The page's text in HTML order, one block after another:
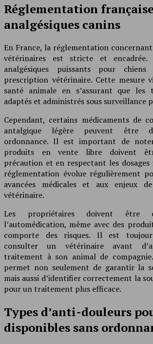
Réglementation
analgésiques canins
En France, la réglementation
vétérinaires est stricte et
analgésiques puissants pour
prescription vétérinaire. Cette mesure
santé animale en s’assurant que les
adaptés et administrés sous surveillance
Cependant, certains médicaments de
antalgique légère peuvent être
ordonnance. Il est important de
produits en vente libre doivent
précaution et en respectant les dosages
réglementation évolue régulièrement
avancées médicales et aux enjeux
vétérinaire.
Les propriétaires doivent être
l’automédication, même avec des
comporte des risques. Il est
consulter un vétérinaire avant
traitement à son animal de
permet non seulement de garantir la
mais aussi d’identifier correctement la
pour un traitement plus efficace.
Types d’anti-douleurs
disponibles sans